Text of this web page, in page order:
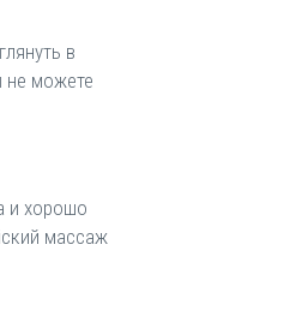
в
не можете
и хорошо
массаж